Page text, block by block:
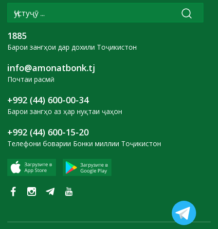
1885
Барои зангҳои дар дохили Тоҷикистон
info@amonatbonk.tj
Почтаи расмӣ
+992 (44) 600-00-34
Барои зангҳо аз ҳар нуқтаи ҷаҳон
+992 (44) 600-15-20
Телефони боварии Бонки миллии Тоҷикистон